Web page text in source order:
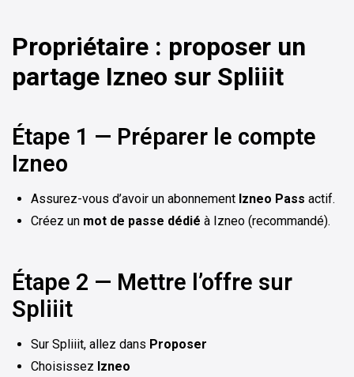
Propriétaire : proposer un
partage Izneo sur Spliiit
Étape 1 — Préparer le compte
Izneo
Assurez-vous d’avoir un abonnement Izneo Pass actif.
Créez un mot de passe dédié à Izneo (recommandé).
Étape 2 — Mettre l’offre sur
Spliiit
Sur Spliiit, allez dans Proposer
Choisissez Izneo